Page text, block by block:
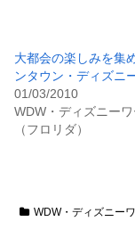
大都会の楽しみを集
ンタウン・ディズニ
01/03/2010
WDW・ディズニーワ
（フロリダ）
WDW・ディズニー